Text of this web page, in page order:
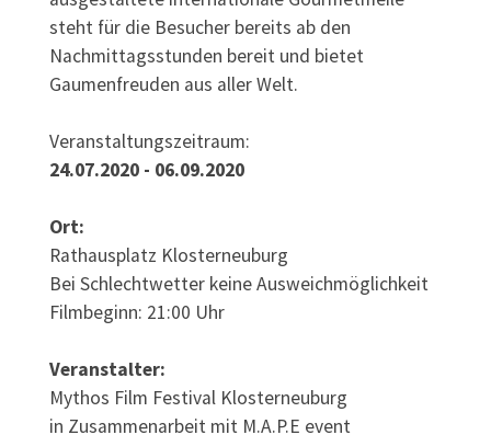
steht für die Besucher bereits ab den
Nachmittagsstunden bereit und bietet
Gaumenfreuden aus aller Welt.
Veranstaltungszeitraum:
24.07.2020 - 06.09.2020
Ort:
Rathausplatz Klosterneuburg
Bei Schlechtwetter keine Ausweichmöglichkeit
Filmbeginn: 21:00 Uhr
Veranstalter:
Mythos Film Festival Klosterneuburg
in Zusammenarbeit mit M.A.P.E event